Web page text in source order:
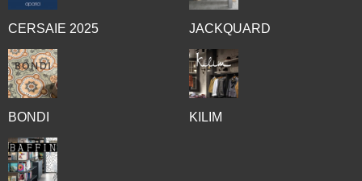
CERSAIE 2025
BONDI
JACKQUARD
KILIM